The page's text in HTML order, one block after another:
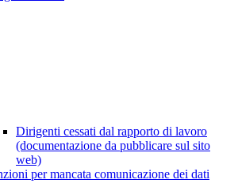
Dirigenti cessati dal rapporto di lavoro
(documentazione da pubblicare sul sito
web)
per mancata comunicazione dei dati